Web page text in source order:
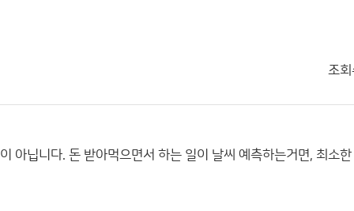
조회
아닙니다. 돈 받아먹으면서 하는 일이 날씨 예측하는거면, 최소